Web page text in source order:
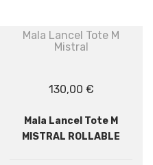
Mala Lancel Tote M
Mistral
130,00 €
Mala Lancel Tote M
MISTRAL ROLLABLE